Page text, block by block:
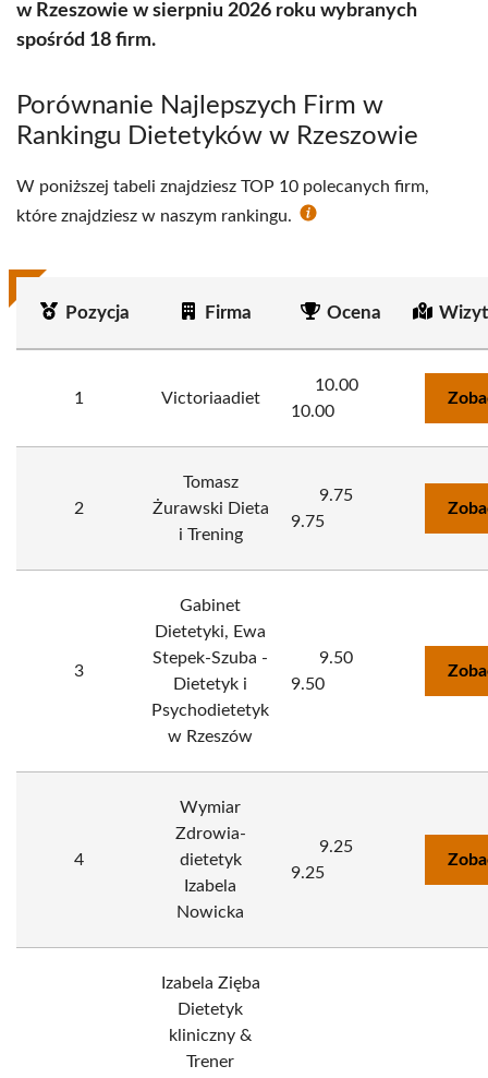
w Rzeszowie w sierpniu 2026 roku wybranych
spośród 18 firm.
Porównanie Najlepszych Firm w
Rankingu Dietetyków w Rzeszowie
W poniższej tabeli znajdziesz TOP 10 polecanych firm,
które znajdziesz w naszym rankingu.
Pozycja Firma Ocena
1 Victoriaadiet
10.00
10.00
2
Tomasz
Żurawski Dieta
i Trening
9.75
9.75
3
Gabinet
Dietetyki, Ewa
Stepek-Szuba -
Dietetyk i
Psychodietetyk
w Rzeszów
9.50
9.50
4
Wymiar
Zdrowia-
dietetyk
Izabela
Nowicka
9.25
9.25
Izabela Zięba
Dietetyk
kliniczny &
Trener